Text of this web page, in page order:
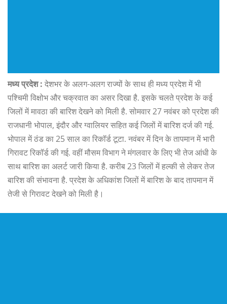
मध्‍य प्रदेश : देशभर के अलग-अलग राज्यों के साथ ही मध्य प्रदेश में भी
पश्चिमी विक्षोभ और चक्रवात का असर दिखा है. इसके चलते प्रदेश के कई
जिलों में मावठा की बारिश देखने को मिली है. सोमवार 27 नवंबर को प्रदेश की
राजधानी भोपाल, इंदौर और ग्वालियर सहित कई जिलों में बारिश दर्ज की गई.
भोपाल में ठंड का 25 साल का रिकॉर्ड टूटा. नवंबर में दिन के तापमान में भारी
गिरावट रिकॉर्ड की गई. वहीं मौसम विभाग ने मंगलवार के लिए भी तेज आंधी के
साथ बारिश का अलर्ट जारी किया है. करीब 23 जिलों में हल्की से लेकर तेज
बारिश की संभावना है. प्रदेश के अधिकांश जिलों में बारिश के बाद तापमान में
तेजी से गिरावट देखने को मिली है।